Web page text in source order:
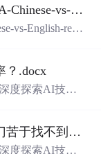
新与产业创新认知网络分析的网站平替代码ENA-Chinese-vs-English-reproducible.zip
vs-English-repro
？.docx
度探索AI技术
新与产业创新产业招商如何精准匹配？招商部门苦于找不到符合产业链补链强链方向的目标企业怎么办？.docx
度探索AI技术